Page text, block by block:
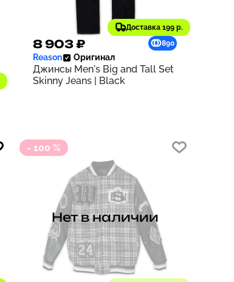
Доставка 199 р.
8 903 ₽ 890
Reason Оригинал
Джинсы Men's Big and Tall Set
Skinny Jeans | Black
- 100 %
Нет в наличии